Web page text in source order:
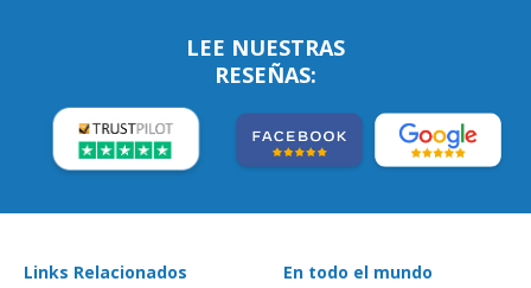
LEE NUESTRAS
RESEÑAS:
Links Relacionados En todo el mundo